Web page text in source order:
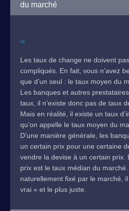
du marché
Les taux de change ne doivent
compliqués. En fait, vous n’avez
que d’un seul : le taux moyen du
Les banques et autres
taux, il n’existe donc pas de taux
Mais en réalité, il existe un taux
qu’on appelle le taux moyen du
D’une manière générale, les
un certain prix pour une certaine
vendre la devise à un certain prix.
prix est le taux médian du marché.
naturellement fixé par le marché,
vrai » et le plus juste.